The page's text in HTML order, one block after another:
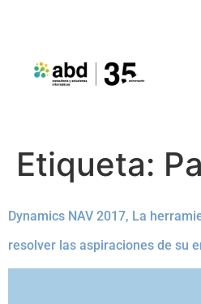
Etiqueta:
Dynamics NAV 2017, La
resolver las aspiraciones de su